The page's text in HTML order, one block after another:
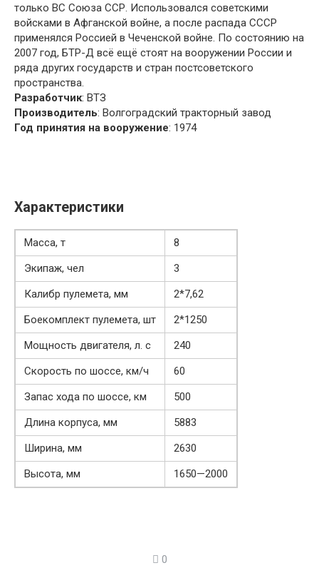
только ВС Союза ССР. Использовался советскими
войсками в Афганской войне, а после распада СССР
применялся Россией в Чеченской войне. По состоянию на
2007 год, БТР-Д всё ещё стоят на вооружении России и
ряда других государств и стран постсоветского
пространства.
Разработчик: ВТЗ
Производитель: Волгоградский тракторный завод
Год принятия на вооружение: 1974
Характеристики
Масса, т
8
Экипаж, чел
3
Калибр пулемета, мм
2*7,62
Боекомплект пулемета, шт
2*1250
Мощность двигателя, л. с
240
Скорость по шоссе, км/ч
60
Запас хода по шоссе, км
500
Длина корпуса, мм
5883
Ширина, мм
2630
Высота, мм
1650—2000
0